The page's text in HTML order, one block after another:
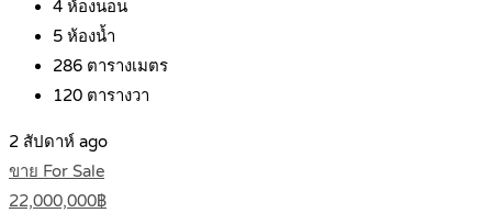
4 ห้องนอน
5 ห้องน้ำ
286 ตารางเมตร
120 ตารางวา
2 สัปดาห์ ago
ขาย For Sale
22,000,000฿